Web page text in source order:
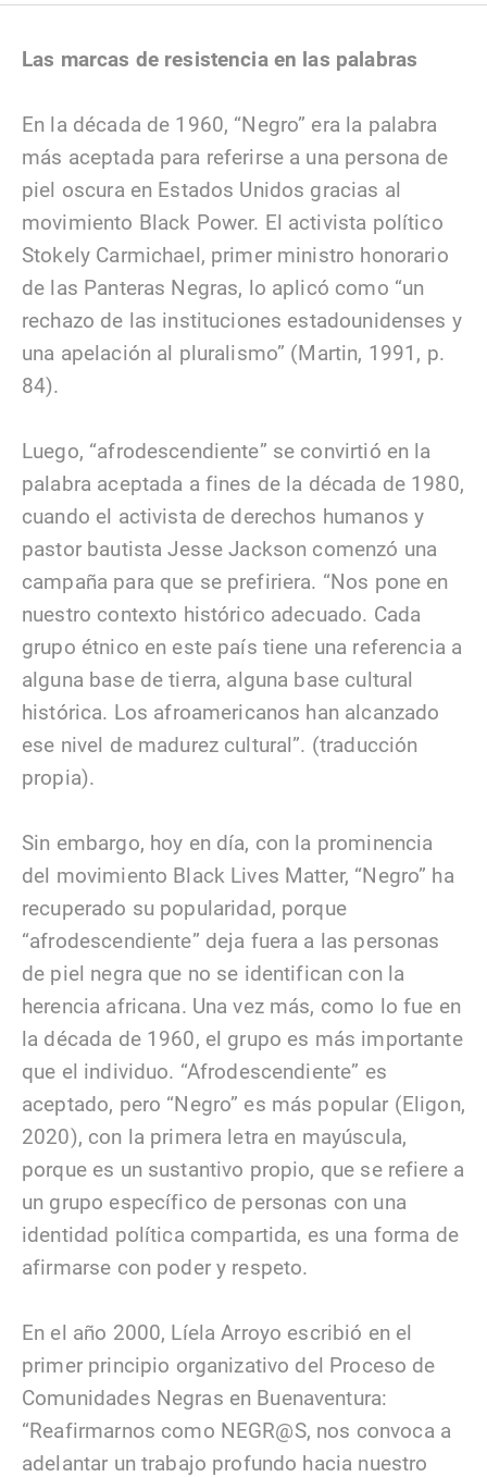
Las marcas de resistencia en las palabras
En la década de 1960, “Negro” era la palabra
más aceptada para referirse a una persona de
piel oscura en Estados Unidos gracias al
movimiento Black Power. El activista político
Stokely Carmichael, primer ministro honorario
de las Panteras Negras, lo aplicó como “un
rechazo de las instituciones estadounidenses y
una apelación al pluralismo” (Martin, 1991, p.
84).
Luego, “afrodescendiente” se convirtió en la
palabra aceptada a fines de la década de 1980,
cuando el activista de derechos humanos y
pastor bautista Jesse Jackson comenzó una
campaña para que se prefiriera. “Nos pone en
nuestro contexto histórico adecuado. Cada
grupo étnico en este país tiene una referencia a
alguna base de tierra, alguna base cultural
histórica. Los afroamericanos han alcanzado
ese nivel de madurez cultural”. (traducción
propia).
Sin embargo, hoy en día, con la prominencia
del movimiento Black Lives Matter, “Negro” ha
recuperado su popularidad, porque
“afrodescendiente” deja fuera a las personas
de piel negra que no se identifican con la
herencia africana. Una vez más, como lo fue en
la década de 1960, el grupo es más importante
que el individuo. “Afrodescendiente” es
aceptado, pero “Negro” es más popular (Eligon,
2020), con la primera letra en mayúscula,
porque es un sustantivo propio, que se refiere a
un grupo específico de personas con una
identidad política compartida, es una forma de
afirmarse con poder y respeto.
En el año 2000, Líela Arroyo escribió en el
primer principio organizativo del Proceso de
Comunidades Negras en Buenaventura:
“Reafirmarnos como NEGR@S, nos convoca a
adelantar un trabajo profundo hacia nuestro